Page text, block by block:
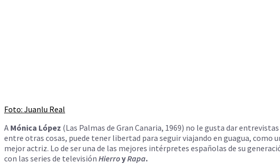
Foto: Juanlu Real
A Mónica López (Las Palmas de Gran Canaria, 1969) no le gusta dar
entre otras cosas, puede tener libertad para seguir viajando en guagua, como
mejor actriz. Lo de ser una de las mejores intérpretes españolas de su
con las series de televisión HierroyRapa.